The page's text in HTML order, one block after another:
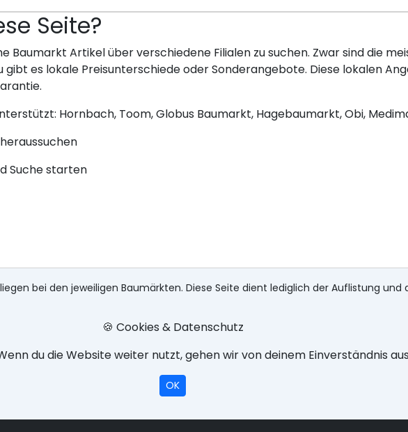
Seite?
Baumarkt Artikel über verschiedene Filialen zu suchen. Zwar sind die
gibt es lokale Preisunterschiede oder Sonderangebote. Diese lokalen
Hornbach, Toom, Globus Baumarkt, Hagebaumarkt, Obi,
Suche starten
bei den jeweiligen Baumärkten. Diese Seite dient lediglich der Auflistung und
🍪 Cookies & Datenschutz
du die Website weiter nutzt, gehen wir von deinem Einverständnis
OK